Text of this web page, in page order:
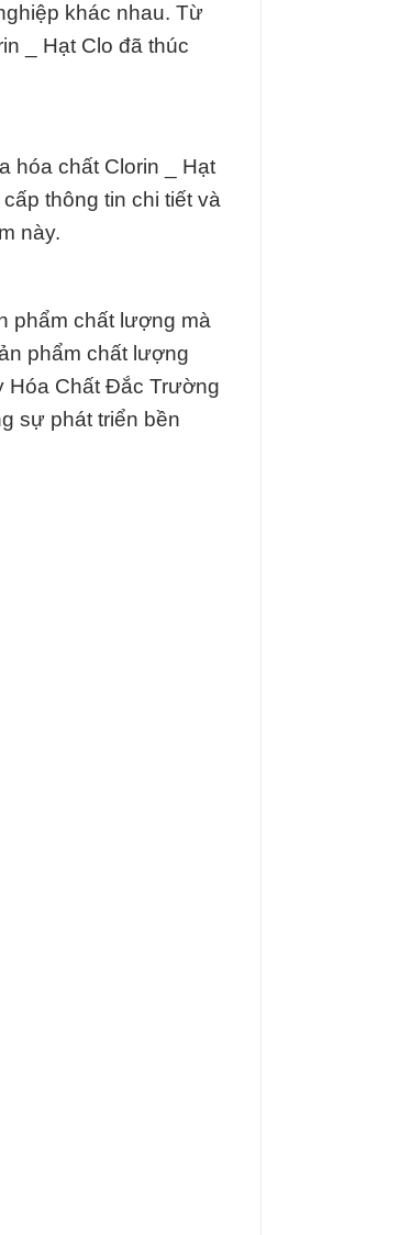
khác nhau. Từ
_ Hạt Clo đã thúc
hóa chất Clorin _ Hạt
thông tin chi tiết và
này.
phẩm chất lượng mà
phẩm chất lượng
Hóa Chất Đắc Trường
sự phát triển bền